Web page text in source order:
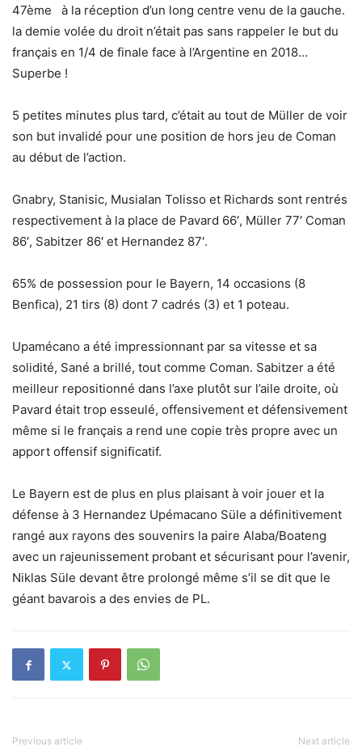
47ème à la réception d’un long centre venu de la gauche.
la demie volée du droit n’était pas sans rappeler le but du
français en 1/4 de finale face à l’Argentine en 2018…
Superbe !
5 petites minutes plus tard, c’était au tout de Müller de voir
son but invalidé pour une position de hors jeu de Coman
au début de l’action.
Gnabry, Stanisic, Musialan Tolisso et Richards sont rentrés
respectivement à la place de Pavard 66′, Müller 77′ Coman
86′, Sabitzer 86′ et Hernandez 87′.
65% de possession pour le Bayern, 14 occasions (8
Benfica), 21 tirs (8) dont 7 cadrés (3) et 1 poteau.
Upamécano a été impressionnant par sa vitesse et sa
solidité, Sané a brillé, tout comme Coman. Sabitzer a été
meilleur repositionné dans l’axe plutôt sur l’aile droite, où
Pavard était trop esseulé, offensivement et défensivement
même si le français a rend une copie très propre avec un
apport offensif significatif.
Le Bayern est de plus en plus plaisant à voir jouer et la
défense à 3 Hernandez Upémacano Süle a définitivement
rangé aux rayons des souvenirs la paire Alaba/Boateng
avec un rajeunissement probant et sécurisant pour l’avenir,
Niklas Süle devant être prolongé même s’il se dit que le
géant bavarois a des envies de PL.
Previous article Next article